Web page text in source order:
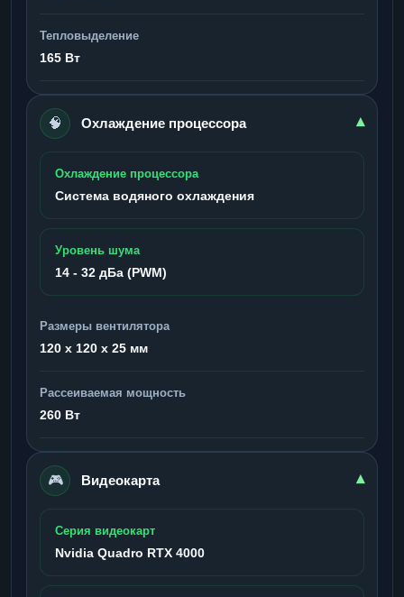
Тепловыделение
165 Вт
🧠 Охлаждение процессора ▾
Охлаждение процессора
Система водяного охлаждения
Уровень шума
14 - 32 дБа (PWM)
Размеры вентилятора
120 x 120 x 25 мм
Рассеиваемая мощность
260 Вт
🎮 Видеокарта ▾
Серия видеокарт
Nvidia Quadro RTX 4000